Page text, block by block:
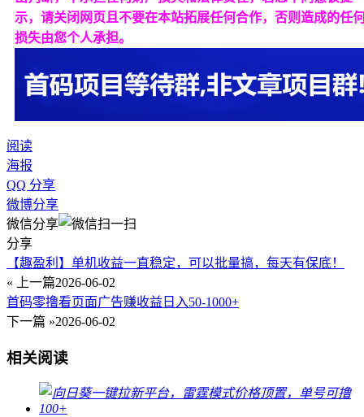
示，请关闭网页且不要在本站拓展任何合作，否则造成的任
损失由您个人承担。
阅读
海报
QQ 分享
微博分享
微信分享
分享
【趣盈利】单机收益一直稳定，可以批量搞，每天有保底！
« 上一篇2026-06-02
首码零撸看页面广告赚收益日入50-1000+
下一篇 »2026-06-02
相关阅读